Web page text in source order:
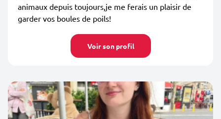
animaux depuis toujours,je me ferais un plaisir de
garder vos boules de poils!
Voir son profil